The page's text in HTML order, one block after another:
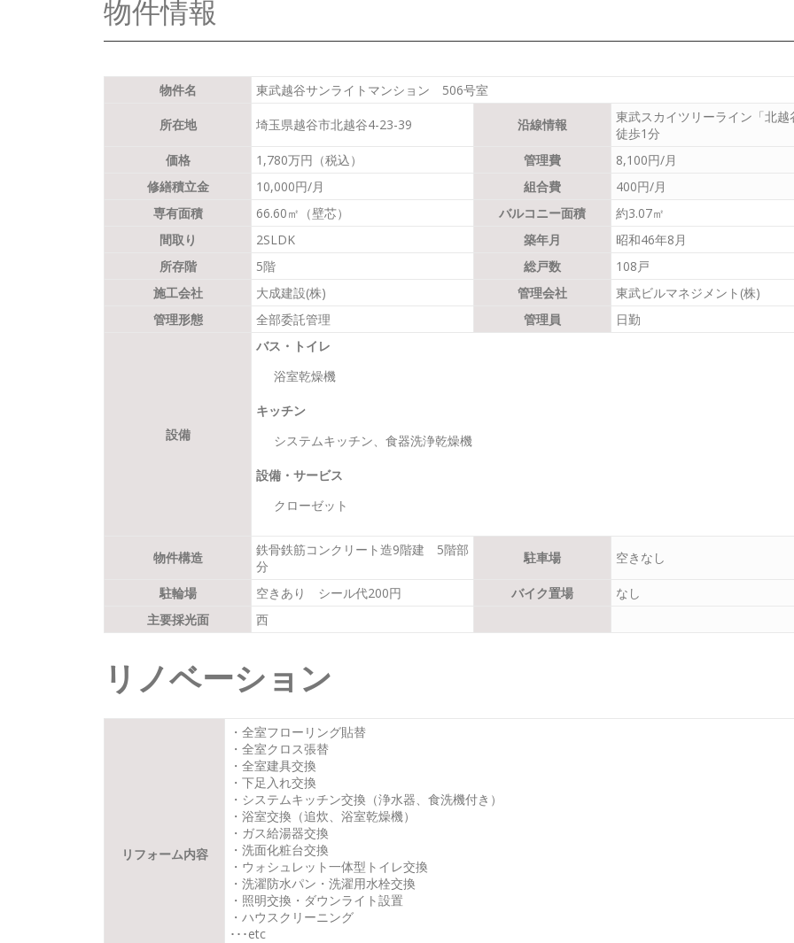
物件情報
物件名 東武越谷サンライトマンション 506号室
所在地 埼玉県越谷市北越谷4-23-39 沿線情報
東武スカイツリーライン「北
徒歩1分
価格
1,780万円（税込） 管理費
8,100円/月
修繕積立金
10,000円/月 組合費
400円/月
専有面積
66.60㎡（壁芯） バルコニー面積
約3.07㎡
間取り
2SLDK 築年月
昭和46年8月
所存階
5階 総戸数
108戸
施工会社
大成建設(株) 管理会社
東武ビルマネジメント(株)
管理形態
全部委託管理 管理員 日勤
設備
バス・トイレ
浴室乾燥機
キッチン
システムキッチン、食器洗浄乾燥機
設備・サービス
クローゼット
物件構造
鉄骨鉄筋コンクリート造9階建 5階部
分
駐車場 空きなし
駐輪場 空きあり シール代200円 バイク置場
なし
主要採光面
西
リノベーション
リフォーム内容
・全室フローリング貼替
・全室クロス張替
・全室建具交換
・下足入れ交換
・システムキッチン交換（浄水器、食洗機付き）
・浴室交換（追炊、浴室乾燥機）
・ガス給湯器交換
・洗面化粧台交換
・ウォシュレット一体型トイレ交換
・洗濯防水パン・洗濯用水栓交換
・照明交換・ダウンライト設置
・ハウスクリーニング
･･･etc